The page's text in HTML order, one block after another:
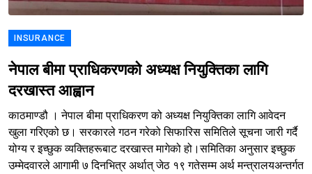
INSURANCE
नेपाल बीमा प्राधिकरणको अध्यक्ष नियुक्तिका लागि
दरखास्त आह्वान
काठमाण्डौ । नेपाल बीमा प्राधिकरण को अध्यक्ष नियुक्तिका लागि आवेदन
खुला गरिएको छ। सरकारले गठन गरेको सिफारिस समितिले सूचना जारी गर्दै
योग्य र इच्छुक व्यक्तिहरूबाट दरखास्त मागेको हो।समितिका अनुसार इच्छुक
उम्मेदवारले आगामी ७ दिनभित्र अर्थात् जेठ १९ गतेसम्म अर्थ मन्त्रालयअन्तर्गत